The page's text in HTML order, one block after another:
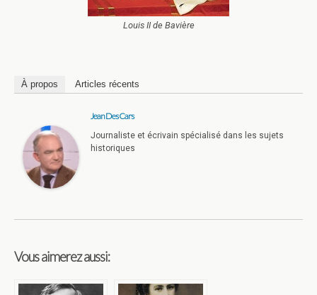
Louis II de Bavière
À propos Articles récents
Jean Des Cars
Journaliste et écrivain spécialisé dans les sujets
historiques
Vous aimerez aussi: